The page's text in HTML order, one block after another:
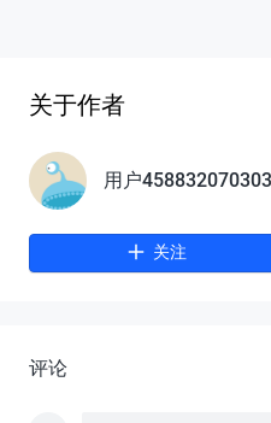
关于作者
用户
关注
评论